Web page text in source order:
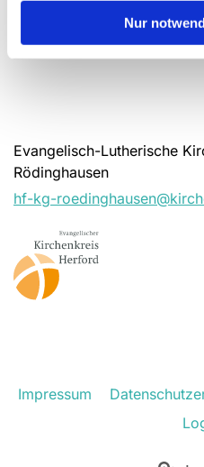
Nur
Evangelisch-Lutherische
Rödinghausen
hf-kg-
Impressum